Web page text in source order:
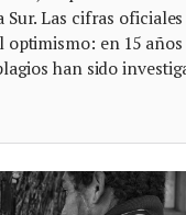
Las cifras
optimismo: en 15 años
han sido